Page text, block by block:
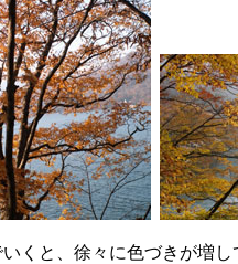
くと、徐々に色づきが増